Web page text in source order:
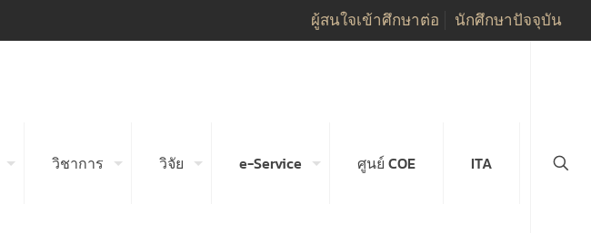
ผู้สนใจเข้าศึกษาต่อ นักศึกษาปัจจุบัน
วิชาการ วิจัย e-Service ศูนย์ COE ITA